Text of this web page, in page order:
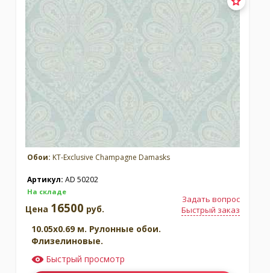
Обои: KT-Exclusive Champagne Damasks
Артикул: AD 50202
На складе
Задать вопрос
Быстрый заказ
Цена 16500 руб.
10.05x0.69 м. Рулонные обои.
Флизелиновые.
Быстрый просмотр